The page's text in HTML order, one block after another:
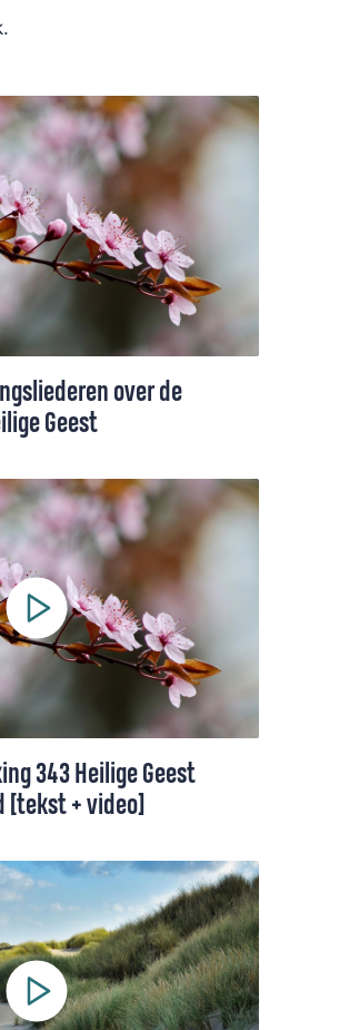
over de
Geest
staan mooie
tot de Heilige
Wij hebben een
met onze favorieten.
343 Heilige Geest
[tekst + video]
om vernieuwing. Een
om ons hart opnieuw te
met Zijn Geest.